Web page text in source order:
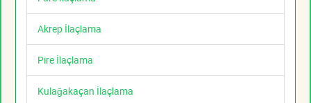
Akrep İlaçlama
Pire İlaçlama
Kulağakaçan İlaçlama